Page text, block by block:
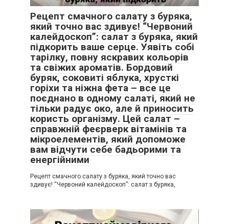
Рецепт смачного салату з буряка,
який точно вас здивує! “Червоний
калейдоскоп”: салат з буряка, який
підкорить ваше серце. Уявіть собі
тарілку, повну яскравих кольорів
та свіжих ароматів. Бордовий
буряк, соковиті яблука, хрусткі
горіхи та ніжна фета – все це
поєднано в одному салаті, який не
тільки радує око, але й приносить
користь організму. Цей салат –
справжній феєрверк вітамінів та
мікроелементів, який допоможе
вам відчути себе бадьорими та
енергійними
Рецепт смачного салату з буряка, який точно вас
здивує! “Червоний калейдоскоп”: салат з буряка,